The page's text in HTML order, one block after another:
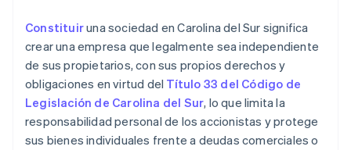
Constituiruna sociedad en Carolina del Sur significa
crear una empresa que legalmente sea independiente
de sus propietarios, con sus propios derechos y
obligaciones en virtud del Título 33 del Código de
Legislación de Carolina del Sur, lo que limita la
responsabilidad personal de los accionistas y protege
sus bienes individuales frente a deudas comerciales o